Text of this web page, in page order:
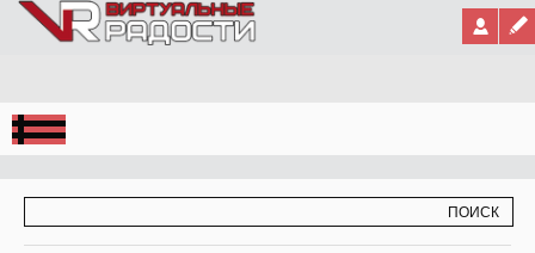
Jump to Navigation